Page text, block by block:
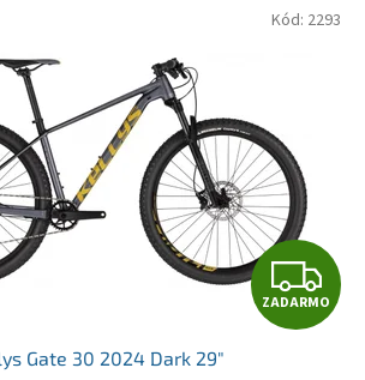
Z
A
ZADARMO
Gate 30 2024 Dark 29"
Kód: 2293